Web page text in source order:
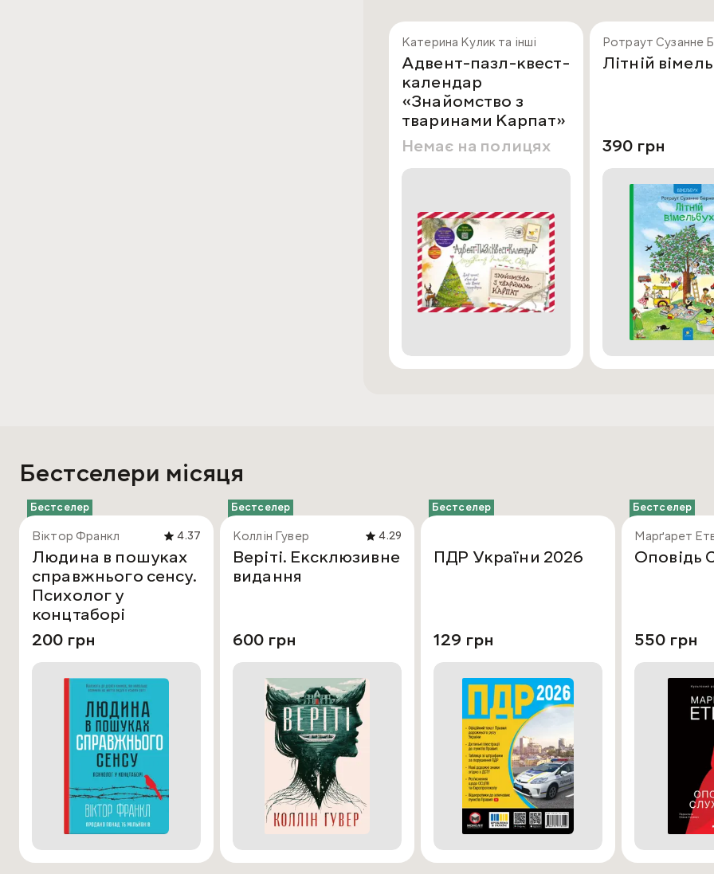
Катерина Кулик та інші
Адвент-пазл-квест-
календар
«Знайомство з
тваринами Карпат»
Немає на полицях
Ротраут Сузанне
Літній
390 грн
Бестселери місяця
Бестселер
Віктор Франкл 4.37
Людина в пошуках
справжнього сенсу.
Психолог у
концтаборі
200 грн
Бестселер
Коллін Гувер 4.29
Веріті. Ексклюзивне
видання
600 грн
Бестселер
ПДР України 2026
129 грн
Бестселер
Марґарет
Оповідь
550 грн